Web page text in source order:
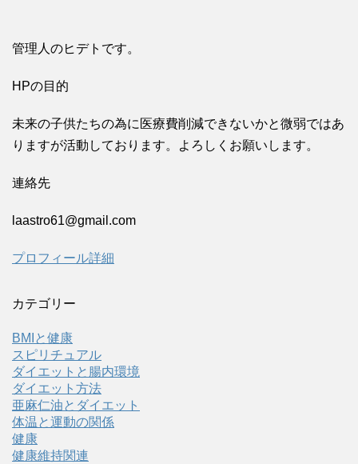
管理人のヒデトです。
HPの目的
未来の子供たちの為に医療費削減できないかと微弱ではあ
りますが活動しております。よろしくお願いします。
連絡先
laastro61@gmail.com
プロフィール詳細
カテゴリー
BMIと健康
スピリチュアル
ダイエットと腸内環境
ダイエット方法
亜麻仁油とダイエット
体温と運動の関係
健康
健康維持関連